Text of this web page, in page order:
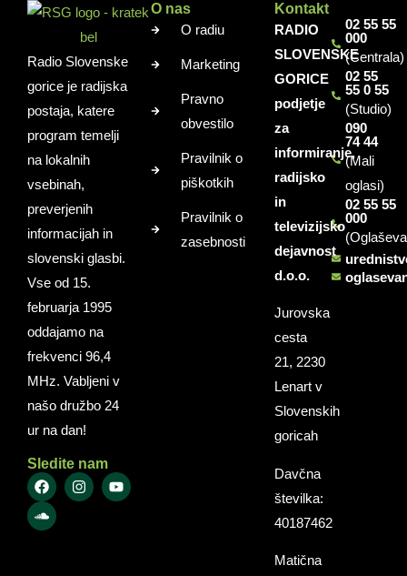
Radio Slovenske
gorice je radijska
postaja, katere
program temelji
na lokalnih
vsebinah,
preverjenih
informacijah in
slovenski glasbi.
Vse od 15.
februarja 1995
oddajamo na
frekvenci 96,4
MHz. Vabljeni v
našo družbo 24
ur na dan!
Sledite nam
O nas
O radiu
Marketing
Pravno
obvestilo
Pravilnik o
piškotkih
Pravilnik o
zasebnosti
Kontakt
RADIO
SLOVENSKE
GORICE
podjetje
za
informiranje,
radijsko
in
televizijsko
dejavnost
d.o.o.
Jurovska
cesta
21, 2230
Lenart v
Slovenskih
goricah
Davčna
številka:
40187462
Matična
02 55 55
000
(Centrala)
02 55
55 0 55
(Studio)
090
74 44
(Mali
oglasi)
02 55 55
000